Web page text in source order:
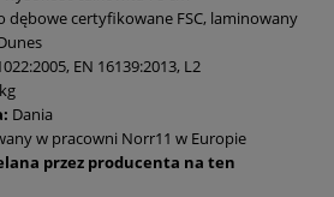
dębowe certyfikowane FSC, laminowany
EN 16139:2013, L2
Dania
w pracowni Norr11 w Europie
przez producenta na ten